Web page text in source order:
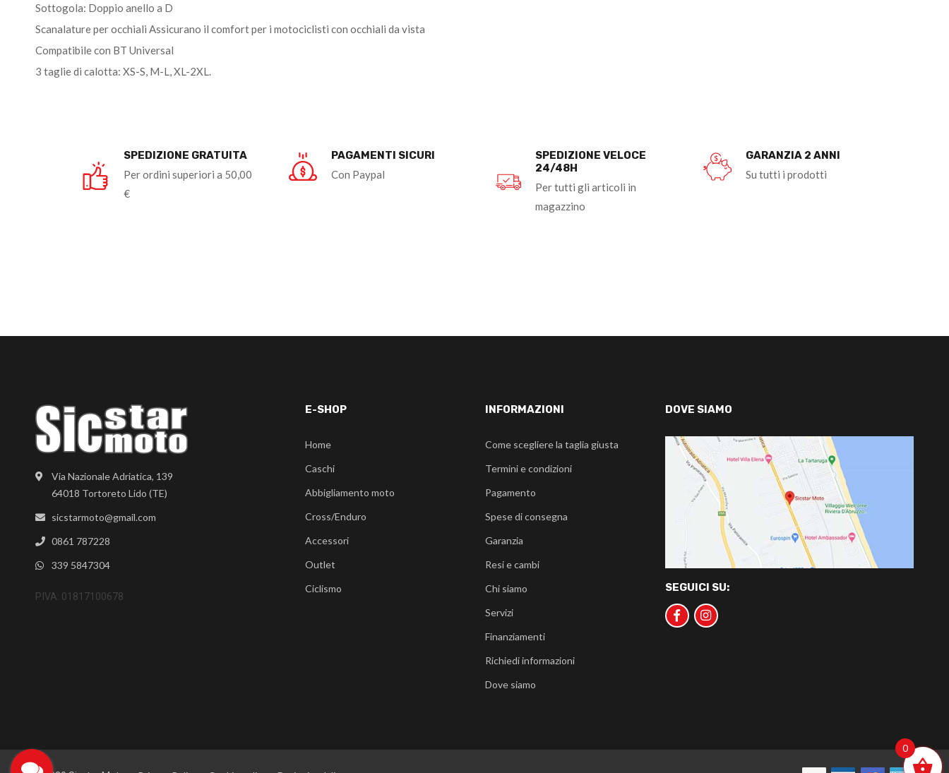
Sottogola: Doppio anello a D
Scanalature per occhiali Assicurano il comfort per i motociclisti con occhiali da vista
Compatibile con BT Universal
3 taglie di calotta: XS-S, M-L, XL-2XL.
SPEDIZIONE GRATUITA
Per ordini superiori a 50,00
€
PAGAMENTI SICURI
Con Paypal
SPEDIZIONE VELOCE
24/48H
Per tutti gli articoli in
magazzino
GARANZIA 2 ANNI
Su tutti i prodotti
Via Nazionale Adriatica, 139
64018 Tortoreto Lido (TE)
sicstarmoto@gmail.com
0861 787228
339 5847304
P.IVA: 01817100678
E-SHOP
Home
Caschi
Abbigliamento moto
Cross/Enduro
Accessori
Outlet
Ciclismo
INFORMAZIONI
Come scegliere la taglia giusta
Termini e condizioni
Pagamento
Spese di consegna
Garanzia
Resi e cambi
Chi siamo
Servizi
Finanziamenti
Richiedi informazioni
Dove siamo
DOVE SIAMO
SEGUICI SU:
0